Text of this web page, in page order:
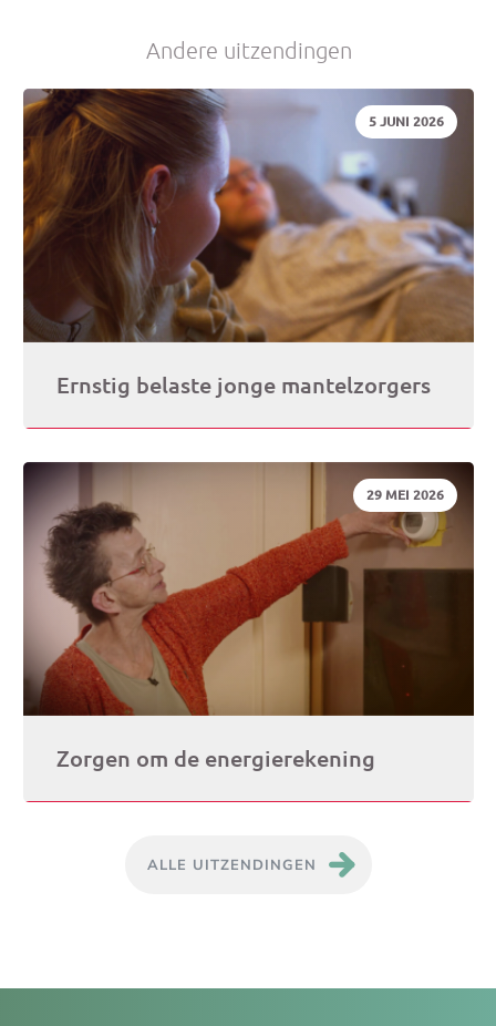
Andere uitzendingen
DATUM:
5 JUNI 2026
Ernstig belaste jonge mantelzorgers
DATUM:
29 MEI 2026
Zorgen om de energierekening
ALLE UITZENDINGEN